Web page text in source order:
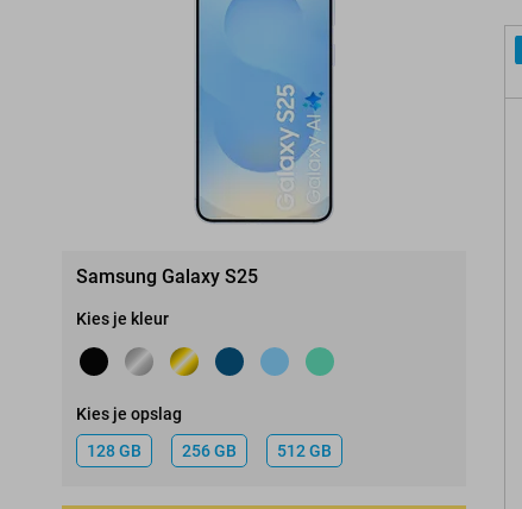
Samsung Galaxy S25
Kies je kleur
Kies je opslag
128 GB
256 GB 512 GB